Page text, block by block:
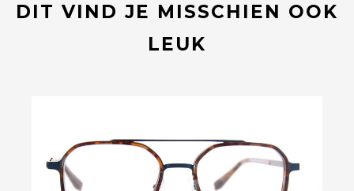
DIT VIND JE MISSCHIEN OOK
LEUK
Bekijk deze bril